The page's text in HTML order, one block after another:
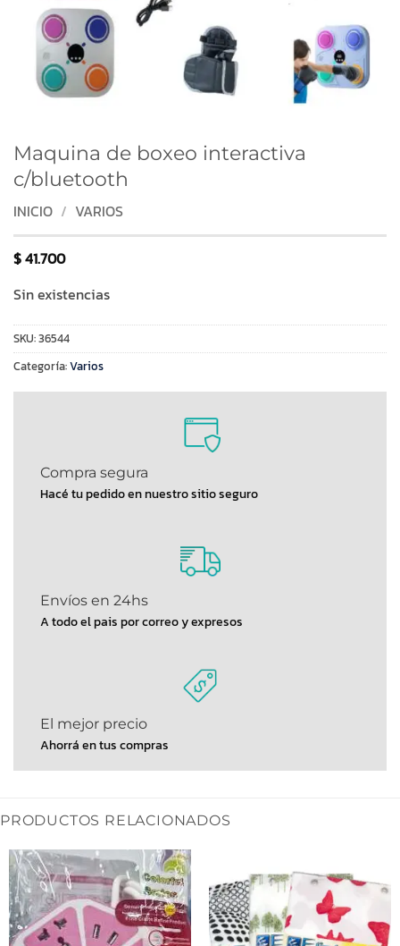
Maquina de boxeo interactiva
c/bluetooth
INICIO / VARIOS
$41.700
Sin existencias
SKU:36544
Categoría:Varios
Compra segura
Hacé tu pedido en nuestro sitio seguro
Envíos en 24hs
A todo el pais por correo y expresos
El mejor precio
Ahorrá en tus compras
PRODUCTOS RELACIONADOS